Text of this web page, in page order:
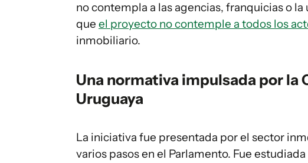
no contempla a las agencias, franquicias o
que el proyecto no contemple a todos los
inmobiliario.
Una normativa impulsada por la
Uruguaya
La iniciativa fue presentada por el sector
varios pasos en el Parlamento. Fue